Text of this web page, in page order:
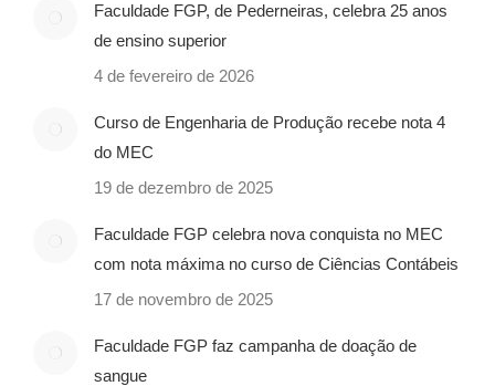
Faculdade FGP, de Pederneiras, celebra 25 anos
de ensino superior
4 de fevereiro de 2026
Curso de Engenharia de Produção recebe nota 4
do MEC
19 de dezembro de 2025
Faculdade FGP celebra nova conquista no MEC
com nota máxima no curso de Ciências Contábeis
17 de novembro de 2025
Faculdade FGP faz campanha de doação de
sangue